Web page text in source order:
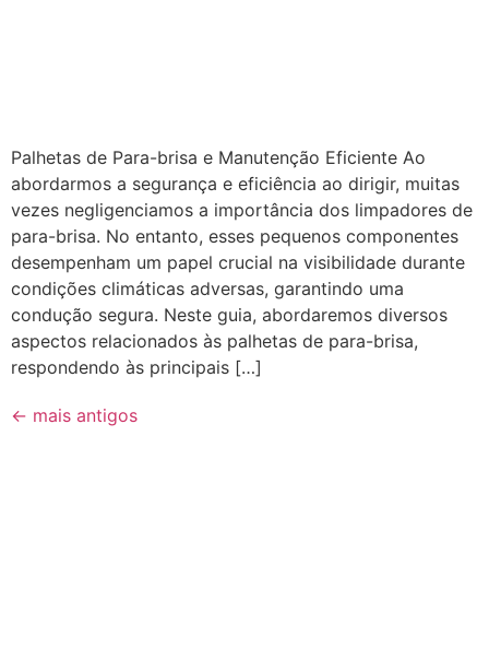
Palhetas de Para-brisa e Manutenção Eficiente Ao
abordarmos a segurança e eficiência ao dirigir, muitas
vezes negligenciamos a importância dos limpadores de
para-brisa. No entanto, esses pequenos componentes
desempenham um papel crucial na visibilidade durante
condições climáticas adversas, garantindo uma
condução segura. Neste guia, abordaremos diversos
aspectos relacionados às palhetas de para-brisa,
respondendo às principais […]
← mais antigos